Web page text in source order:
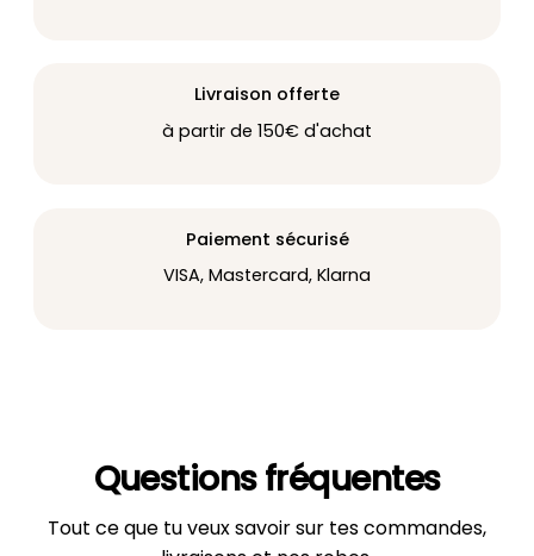
Livraison offerte
à partir de 150€ d'achat
Paiement sécurisé
VISA, Mastercard, Klarna
Questions fréquentes
Tout ce que tu veux savoir sur tes commandes,